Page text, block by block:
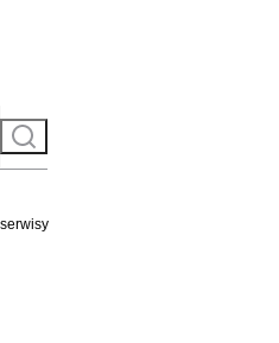
Szukaj